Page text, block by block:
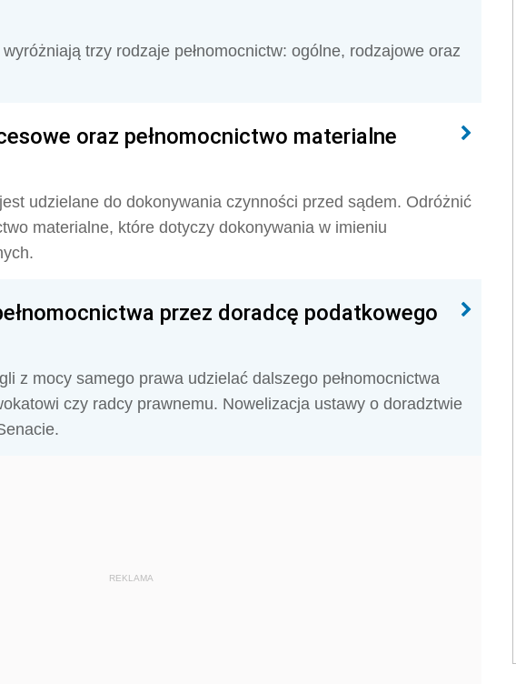
trzy rodzaje pełnomocnictw: ogólne, rodzajowe oraz
oraz pełnomocnictwo materialne
udzielane do dokonywania czynności przed sądem. Odróżnić
materialne, które dotyczy dokonywania w imieniu
przez doradcę podatkowego
z mocy samego prawa udzielać dalszego pełnomocnictwa
czy radcy prawnemu. Nowelizacja ustawy o doradztwie
REKLAMA